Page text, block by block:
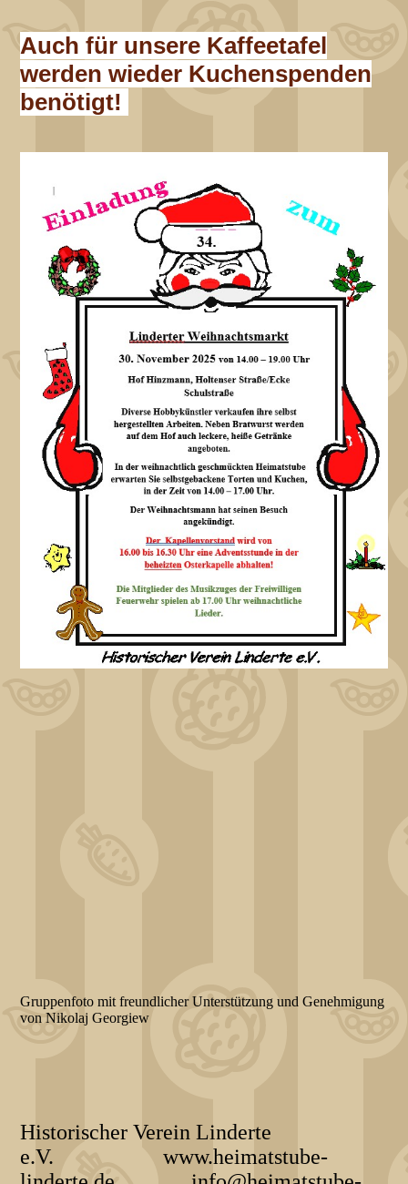
Auch für unsere Kaffeetafel
werden wieder Kuchenspenden
benötigt!
Gruppenfoto mit freundlicher Unterstützung und Genehmigung
von Nikolaj Georgiew
Historischer Verein Linderte
e.V. www.heimatstube-